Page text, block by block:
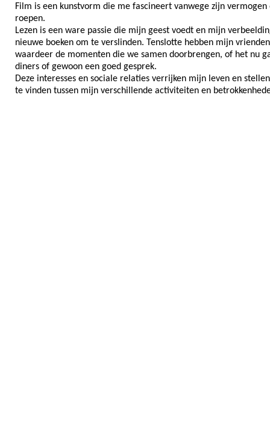
Film is een kunstvorm die me fascineert vanwege zijn
roepen.
Lezen is een ware passie die mijn geest voedt en mijn
nieuwe boeken om te verslinden. Tenslotte hebben mijn
waardeer de momenten die we samen doorbrengen, of het nu
diners of gewoon een goed gesprek.
Deze interesses en sociale relaties verrijken mijn leven en
te vinden tussen mijn verschillende activiteiten en